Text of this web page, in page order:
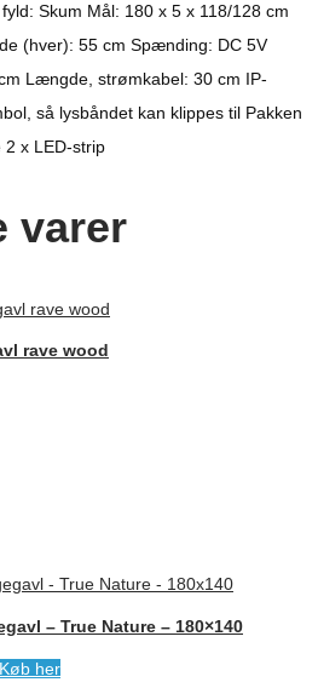
Skum Mål: 180 x 5 x 118/128 cm
(hver): 55 cm Spænding: DC 5V
Længde, strømkabel: 30 cm IP-
så lysbåndet kan klippes til Pakken
x LED-strip
varer
rave wood
– True Nature – 180×140
Køb her